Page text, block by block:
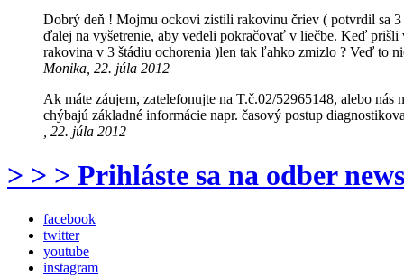
Dobrý deň ! Mojmu ockovi zistili rakovinu čriev ( potvrdil sa 3
ďalej na vyšetrenie, aby vedeli pokračovať v liečbe. Keď prišli
rakovina v 3 štádiu ochorenia )len tak ľahko zmizlo ? Veď to
Monika, 22. júla 2012
Ak máte záujem, zatelefonujte na T.č.02/52965148, alebo
chýbajú základné informácie napr. časový postup
, 22. júla 2012
> > > Prihláste sa na odber
facebook
twitter
youtube
instagram